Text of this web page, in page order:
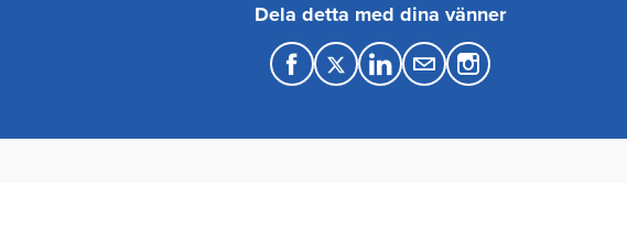
Dela detta med dina vänner
F
T
L
M